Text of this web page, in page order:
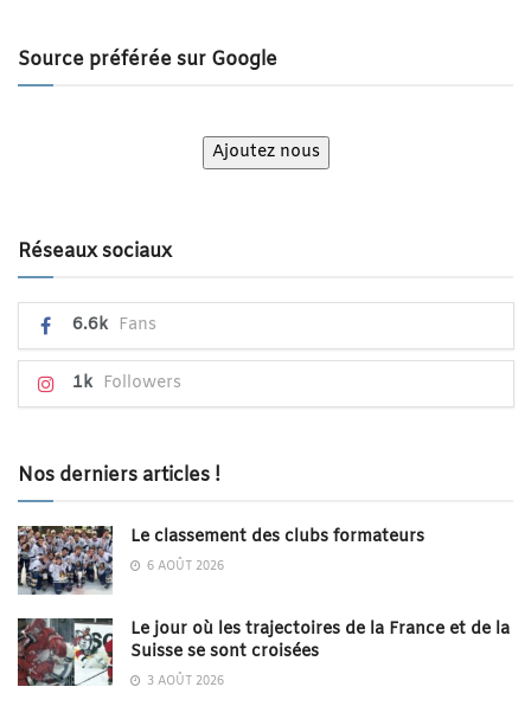
Source préférée sur Google
Ajoutez nous
Réseaux sociaux
6.6k Fans
1k Followers
Nos derniers articles !
Le classement des clubs formateurs
6 AOÛT 2026
Le jour où les trajectoires de la France et de la
Suisse se sont croisées
3 AOÛT 2026